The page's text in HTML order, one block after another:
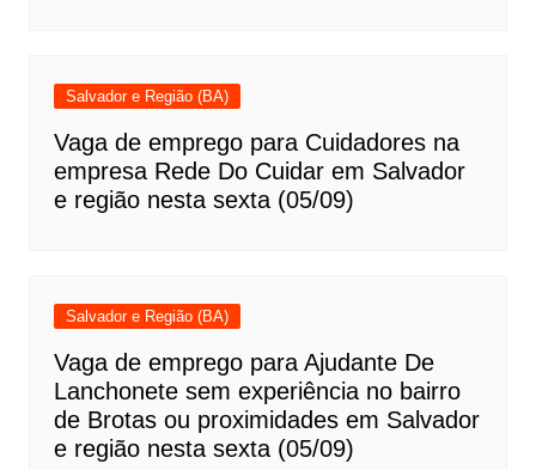
Salvador e Região (BA)
Vaga de emprego para Cuidadores na
empresa Rede Do Cuidar em Salvador
e região nesta sexta (05/09)
Salvador e Região (BA)
Vaga de emprego para Ajudante De
Lanchonete sem experiência no bairro
de Brotas ou proximidades em Salvador
e região nesta sexta (05/09)